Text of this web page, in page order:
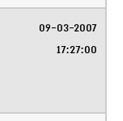
09-03-2007
17:27:00